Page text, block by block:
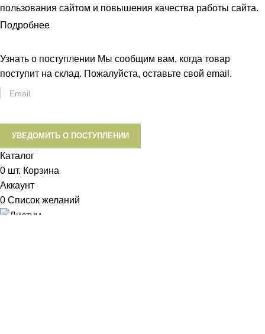
пользования сайтом и повышения качества работы сайта.
Подробнее
Узнать о поступлении Мы сообщим вам, когда товар
поступит на склад. Пожалуйста, оставьте свой email.
УВЕДОМИТЬ О ПОСТУПЛЕНИИ
Каталог
0 шт. Корзина
Аккаунт
0 Список желаний